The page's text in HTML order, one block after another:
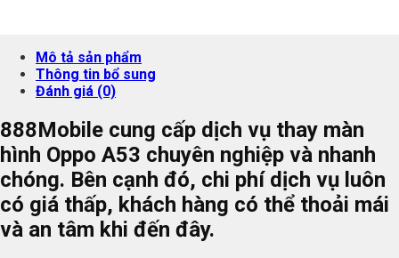
Mô tả sản phẩm
Thông tin bổ sung
Đánh giá (0)
888Mobile cung cấp dịch vụ thay màn
hình Oppo A53 chuyên nghiệp và nhanh
chóng. Bên cạnh đó, chi phí dịch vụ luôn
có giá thấp, khách hàng có thể thoải mái
và an tâm khi đến đây.